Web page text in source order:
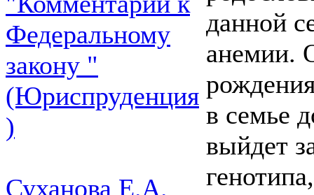
Федеральному
закону "
(Юриспруденция
)
Суханова Е.А.
данной
анемии.
в семье
выйдет